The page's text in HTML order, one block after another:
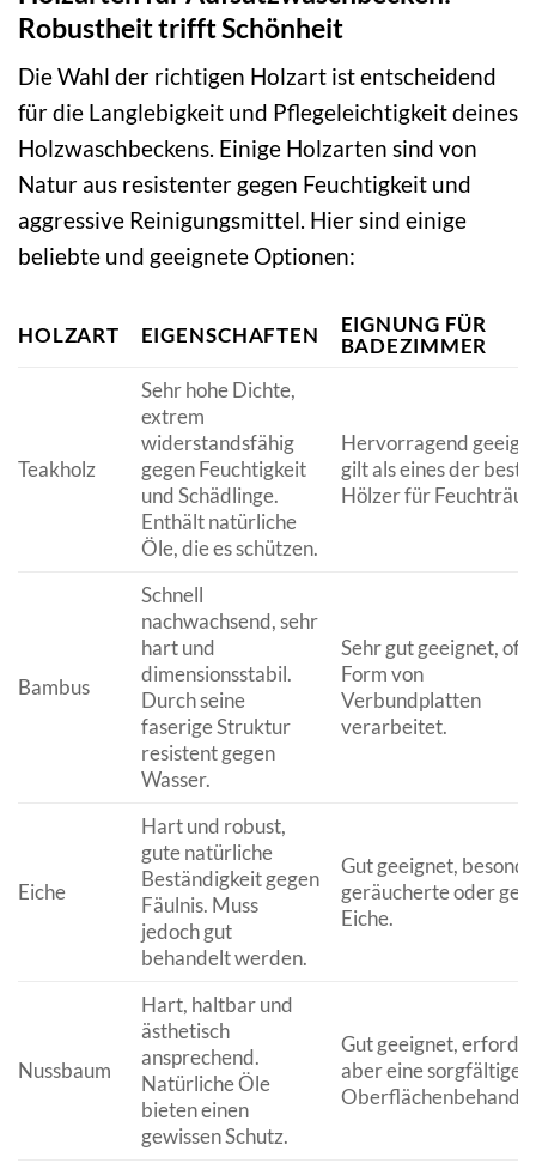
Robustheit trifft Schönheit
Die Wahl der richtigen Holzart ist entscheidend
für die Langlebigkeit und Pflegeleichtigkeit deines
Holzwaschbeckens. Einige Holzarten sind von
Natur aus resistenter gegen Feuchtigkeit und
aggressive Reinigungsmittel. Hier sind einige
beliebte und geeignete Optionen:
HOLZART EIGENSCHAFTEN
EIGNUNG FÜR
BADEZIMMER
Teakholz
Sehr hohe Dichte,
extrem
widerstandsfähig
gegen Feuchtigkeit
und Schädlinge.
Enthält natürliche
Öle, die es schützen.
Hervorragend
gilt als eines der
Hölzer für
Bambus
Schnell
nachwachsend, sehr
hart und
dimensionsstabil.
Durch seine
faserige Struktur
resistent gegen
Wasser.
Sehr gut geeignet, oft
Form von
Verbundplatten
verarbeitet.
Eiche
Hart und robust,
gute natürliche
Beständigkeit gegen
Fäulnis. Muss
jedoch gut
behandelt werden.
Gut geeignet,
geräucherte oder
Eiche.
Nussbaum
Hart, haltbar und
ästhetisch
ansprechend.
Natürliche Öle
bieten einen
gewissen Schutz.
Gut geeignet,
aber eine sorgfältige